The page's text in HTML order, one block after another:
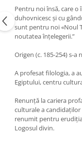
Pentru noi însă, care
duhovnicesc și cu
sunt pentru noi «Noul
noutatea înțelegerii.”
Origen (c. 185-254) s-a
A profesat filologia, a
Egiptului, centru
Renunță la cariera
culturale a candidaților
renumit pentru
Logosul divin.